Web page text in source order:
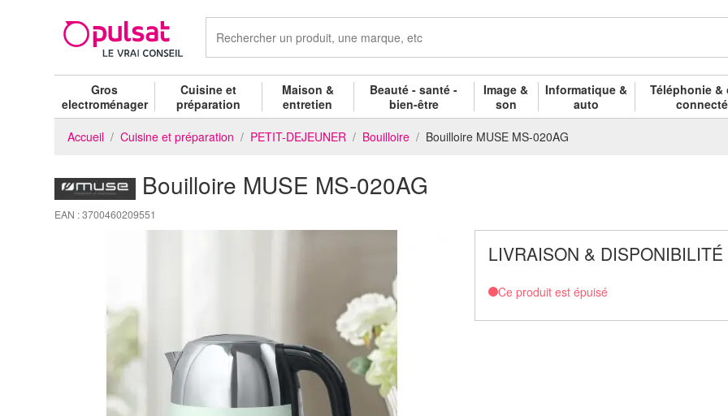
Gros
electroménager
Cuisine et
préparation
Maison &
entretien
Beauté - santé -
bien-être
Image &
son
Informatique &
auto
Téléphonie &
connecté
Accueil
Cuisine et préparation PETIT-DEJEUNER Bouilloire Bouilloire MUSE MS-020AG
Bouilloire MUSE MS-020AG
EAN : 3700460209551
LIVRAISON & DISPONIBILITÉ
Ce produit est épuisé